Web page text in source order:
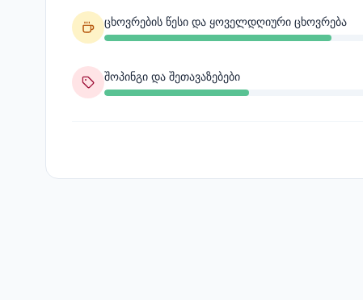
ცხოვრების წესი და ყოველდღიური ცხოვრება
შოპინგი და შეთავაზებები